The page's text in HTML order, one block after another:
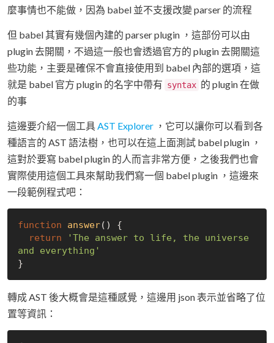
麼事情也不能做，因為 babel 並不支援改變 parser 的流程
但 babel 其實有幾個內建的 parser plugin ，這部份可以由
plugin 去開關，不過這一般也會透過官方的 plugin 去開關這
些功能，主要是確保不會直接使用到 babel 內部的選項，這
就是 babel 官方 plugin 的名字中帶有 syntax 的 plugin 在做
的事
這邊要介紹一個工具AST Explorer ，它可以讓你可以看到各
種語言的 AST 語法樹，也可以在這上面測試 babel plugin ，
這對於要寫 babel plugin 的人而言非常方便，之後我們也會
實際使用這個工具來幫助我們寫一個 babel plugin ，這邊來
一段範例程式吧：
function answer( ) {
return
'The answer to life, the universe
and everything'
轉成 AST 後大概會是這種感覺，這邊用 json 表示並省略了位
置等資訊：